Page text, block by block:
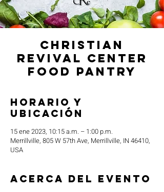
Christian
Revival Center
Food Pantry
Horario y
ubicación
15 ene 2023, 10:15 a.m. – 1:00 p.m.
Merrillville, 805 W 57th Ave, Merrillville, IN 46410,
USA
Acerca del evento